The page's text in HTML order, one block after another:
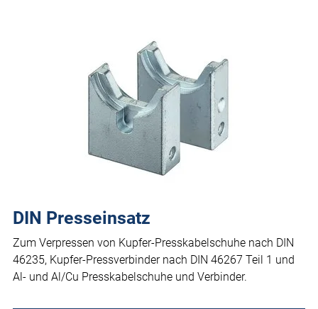
DIN Presseinsatz
Zum Verpressen von Kupfer-Presskabelschuhe nach DIN
46235, Kupfer-Pressverbinder nach DIN 46267 Teil 1 und
Al- und Al/Cu Presskabelschuhe und Verbinder.